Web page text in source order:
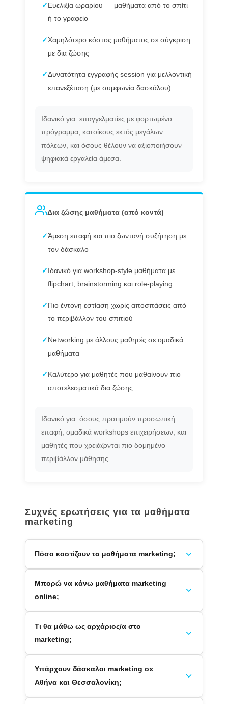
✓ Ευελιξία ωραρίου — μαθήματα από το σπίτι
ή το γραφείο
✓Χαμηλότερο κόστος μαθήματος σε σύγκριση
με δια ζώσης
✓Δυνατότητα εγγραφής session για μελλοντική
επανεξέταση (με συμφωνία δασκάλου)
Ιδανικό για: επαγγελματίες με φορτωμένο
πρόγραμμα, κατοίκους εκτός μεγάλων
πόλεων, και όσους θέλουν να αξιοποιήσουν
ψηφιακά εργαλεία άμεσα.
Δια ζώσης μαθήματα (από κοντά)
✓Άμεση επαφή και πιο ζωντανή συζήτηση με
τον δάσκαλο
✓ Ιδανικό για workshop-style μαθήματα με
flipchart, brainstorming και role-playing
✓ Πιο έντονη εστίαση χωρίς αποσπάσεις από
το περιβάλλον του σπιτιού
✓ Networking με άλλους μαθητές σε ομαδικά
μαθήματα
✓ Καλύτερο για μαθητές που μαθαίνουν πιο
αποτελεσματικά δια ζώσης
Ιδανικό για: όσους προτιμούν προσωπική
επαφή, ομαδικά workshops επιχειρήσεων, και
μαθητές που χρειάζονται πιο δομημένο
περιβάλλον μάθησης.
Συχνές ερωτήσεις για τα μαθήματα
marketing
Πόσο κοστίζουν τα μαθήματα marketing;
Μπορώ να κάνω μαθήματα marketing
online;
Τι θα μάθω ως αρχάριος/α στο
marketing;
Υπάρχουν δάσκαλοι marketing σε
Αθήνα και Θεσσαλονίκη;